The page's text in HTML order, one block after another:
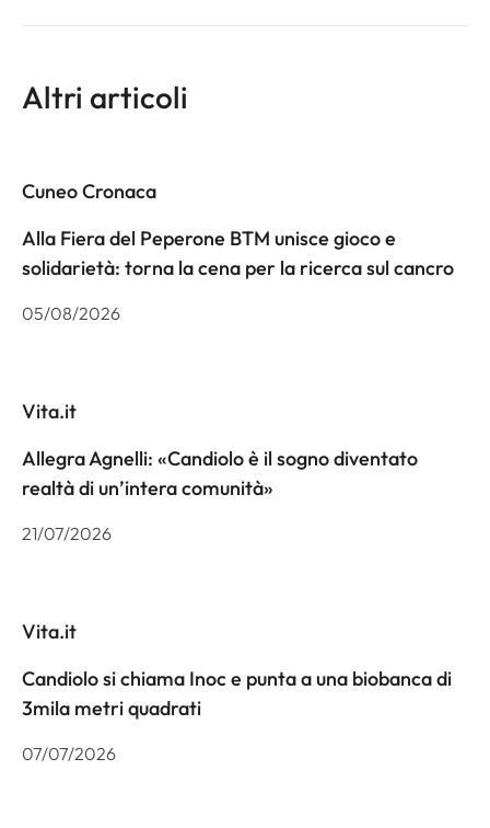
Altri articoli
Cuneo Cronaca
Alla Fiera del Peperone BTM unisce gioco e
solidarietà: torna la cena per la ricerca sul cancro
05/08/2026
Vita.it
Allegra Agnelli: «Candiolo è il sogno diventato
realtà di un’intera comunità»
21/07/2026
Vita.it
Candiolo si chiama Inoc e punta a una biobanca di
3mila metri quadrati
07/07/2026